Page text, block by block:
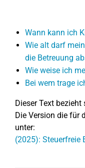
Wann kann ich
Wie alt darf
die Betreuung
Wie weise ich
Bei wem trage
Dieser Text
Die Version die für
unter:
(2025): Steuerfreie